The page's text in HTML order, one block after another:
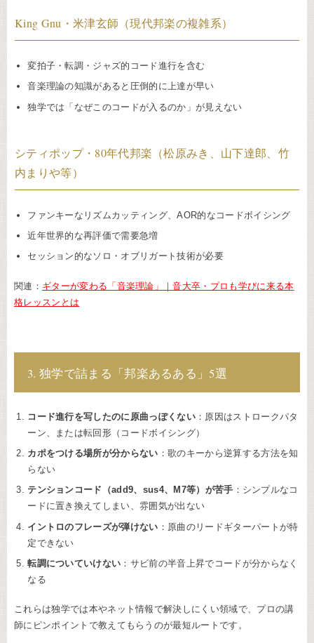
King Gnu・米津玄師（現代邦楽の複雑系）
変拍子・転調・ジャズ的コード進行を含む
音楽理論の知識があると圧倒的に上達が早い
独学では「なぜこのコードが入るのか」が見えない
シティポップ・80年代邦楽（松原みき、山下達郎、竹
内まりや等）
ファンキーなリズムカッティング、AOR的なコードボイシング
近年世界的な再評価で需要急増
セッション的なソロ・オブリガート技術が必要
関連： ギターが変わる「音楽理論」｜音大卒・プロも学びに来る本
格レッスンとは
3. 独学で詰まる「邦楽あるある」5選
コード進行を写したのに原曲っぽくない：原因はストロークパタ
ーン、または転回形（コードボイシング）
カポをつける場所が分からない ：歌のキーから逆算する方法を知
らない
テンションコード（add9、sus4、M7等）が苦手 ：シンプルなコ
ードに置き換えてしまい、雰囲気が出ない
イントロのフレーズが弾けない ：原曲のリードギターパートが特
定できない
転調についていけない ：サビ前の半音上昇でコードが分からなく
なる
これらは独学では本やネット情報で解決しにくい領域で、プロの講
師にピンポイントで教えてもらうのが最短ルートです。